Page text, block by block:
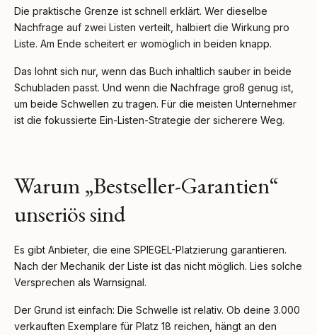
Die praktische Grenze ist schnell erklärt. Wer dieselbe
Nachfrage auf zwei Listen verteilt, halbiert die Wirkung pro
Liste. Am Ende scheitert er womöglich in beiden knapp.
Das lohnt sich nur, wenn das Buch inhaltlich sauber in beide
Schubladen passt. Und wenn die Nachfrage groß genug ist,
um beide Schwellen zu tragen. Für die meisten Unternehmer
ist die fokussierte Ein-Listen-Strategie der sicherere Weg.
Warum „Bestseller-Garantien“
unseriös sind
Es gibt Anbieter, die eine SPIEGEL-Platzierung garantieren.
Nach der Mechanik der Liste ist das nicht möglich. Lies solche
Versprechen als Warnsignal.
Der Grund ist einfach: Die Schwelle ist relativ. Ob deine 3.000
verkauften Exemplare für Platz 18 reichen, hängt an den